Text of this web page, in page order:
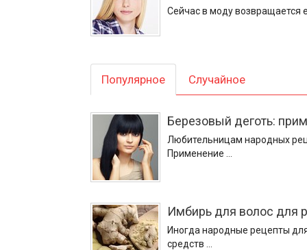
Сейчас в моду возвращается
Популярное Случайное
Березовый деготь:
Любительницам народных
Применение …
Имбирь для волос для
Иногда народные рецепты
средств …